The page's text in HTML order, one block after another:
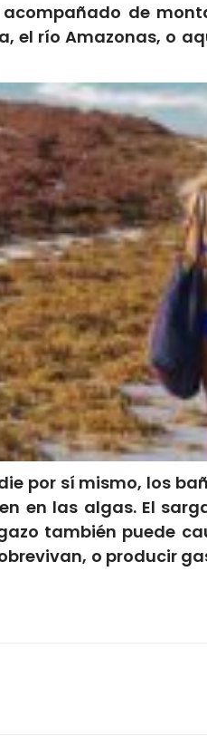
de
el río Amazonas, o
por sí mismo, los
en las algas. El
también puede
o producir